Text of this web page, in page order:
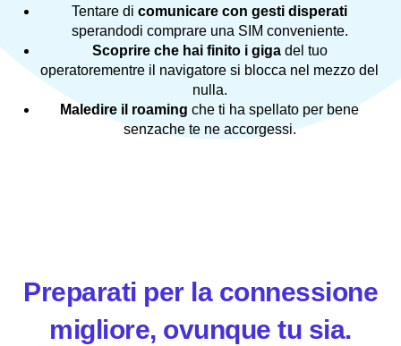
Tentare dicomunicare con gesti disperati
sperandodi comprare una SIM conveniente.
Scoprire che hai finito i gigadel tuo
operatorementre il navigatore si blocca nel mezzo del
nulla.
Maledire il roaming che ti ha spellato per bene
senzache te ne accorgessi.
Preparati per la connessione
migliore, ovunque tu sia.